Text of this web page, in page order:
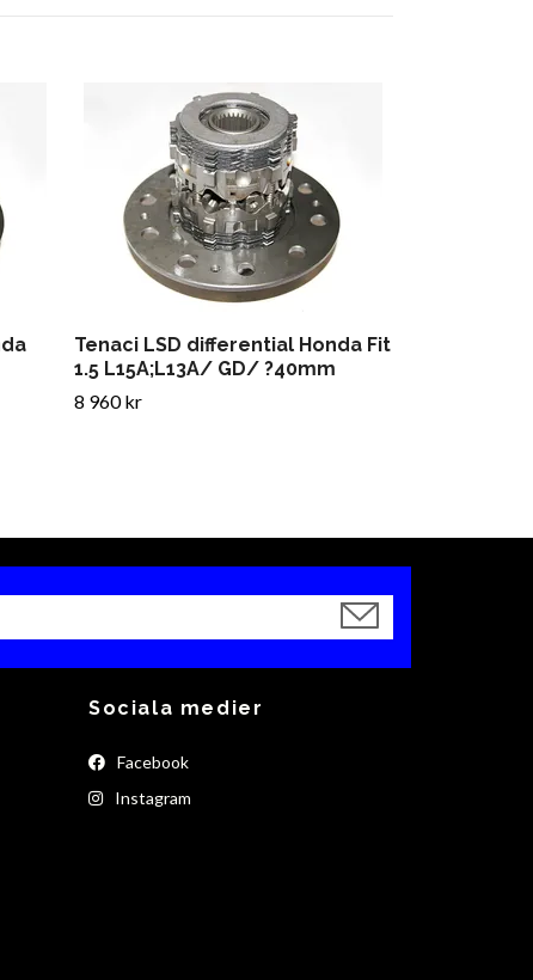
Tenaci LSD differential Honda Fit
1.5 L15A;L13A/ GD/ ?40mm
8 960 kr
Sociala medier
Facebook
Instagram